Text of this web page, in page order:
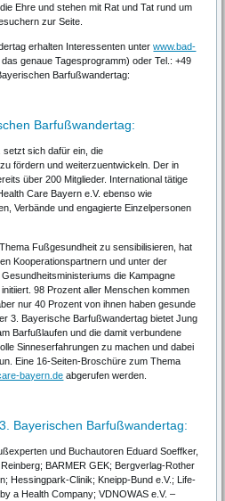
Ehre und stehen mit Rat und Tat rund um
zur Seite.
erhalten Interessenten unterwww.bad-
genaue Tagesprogramm) oder Tel.: +49
Barfußwandertag:
Barfußwandertag:
setzt sich dafür ein, die
fördern und weiterzuentwickeln. Der in
über 200 Mitglieder. International tätige
Care Bayern e.V. ebenso wie
Verbände und engagierte Einzelpersonen
Fußgesundheit zu sensibilisieren, hat
Kooperationspartnern und unter der
die Kampagne
98 Prozent aller Menschen kommen
nur 40 Prozent von ihnen haben gesunde
3. Bayerische Barfußwandertag bietet Jung
Barfußlaufen und die damit verbundene
Sinneserfahrungen zu machen und dabei
Eine 16-Seiten-Broschüre zum Thema
bayern.de abgerufen werden.
Bayerischen Barfußwandertag:
und Buchautoren Eduard Soeffker,
BARMER GEK; Bergverlag-Rother
Hessingpark-Clinik; Kneipp-Bund e.V.; Life-
a Health Company; VDNOWAS e.V. –